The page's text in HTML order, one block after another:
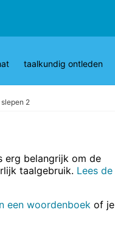
taalkundig ontleden
2
erg belangrijk om de
taalgebruik. Lees de
een woordenboek of je